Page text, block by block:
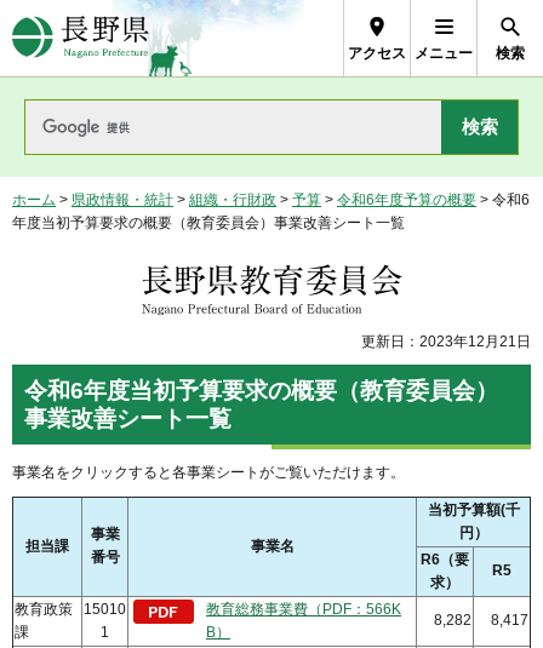
長野県Nagano Prefecture
アクセス メニュー 検索
ホーム > 県政情報・統計 > 組織・行財政 > 予算 > 令和6年度予算の概要 > 令和6
年度当初予算要求の概要（教育委員会）事業改善シート一覧
長野県教育委員会
更新日：2023年12月21日
令和6年度当初予算要求の概要（教育委員会）
事業改善シート一覧
事業名をクリックすると各事業シートがご覧いただけます。
担当課
事業
番号
事業名
当初予算額(千
円）
R6（要
求）
R5
教育政策
課
15010
1
教育総務事業費（PDF：566K
B）
8,282 8,417